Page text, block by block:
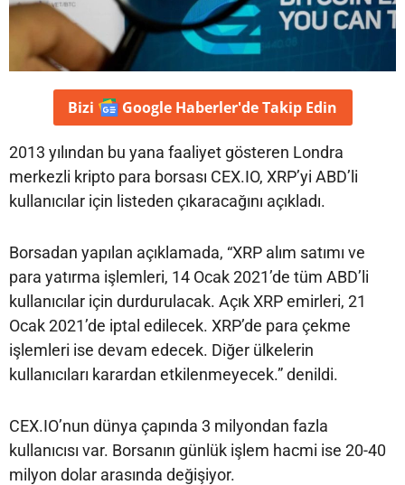
Bizi Google Haberler'deTakip Edin
2013 yılından bu yana faaliyet gösteren Londra
merkezli kripto para borsası CEX.IO, XRP’yi ABD’li
kullanıcılar için listeden çıkaracağını açıkladı.
Borsadan yapılan açıklamada, “XRP alım satımı ve
para yatırma işlemleri, 14 Ocak 2021’de tüm ABD’li
kullanıcılar için durdurulacak. Açık XRP emirleri, 21
Ocak 2021’de iptal edilecek. XRP’de para çekme
işlemleri ise devam edecek. Diğer ülkelerin
kullanıcıları karardan etkilenmeyecek.” denildi.
CEX.IO’nun dünya çapında 3 milyondan fazla
kullanıcısı var. Borsanın günlük işlem hacmi ise 20-40
milyon dolar arasında değişiyor.